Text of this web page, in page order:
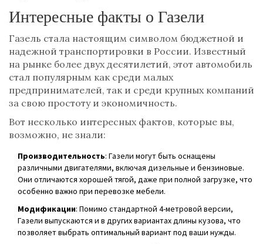
Интересные факты о Газели
Газель стала настоящим символом бюджетной и
надежной транспортировки в России. Известный
на рынке более двух десятилетий, этот автомобиль
стал популярным как среди малых
предпринимателей, так и среди крупных компаний
за свою простоту и экономичность.
Вот несколько интересных фактов, которые вы,
возможно, не знали:
Производительность: Газели могут быть оснащены
различными двигателями, включая дизельные и бензиновые.
Они отличаются хорошей тягой, даже при полной загрузке, что
особенно важно при перевозке мебели.
Модификации: Помимо стандартной 4-метровой версии,
Газели выпускаются и в других вариантах длины кузова, что
позволяет выбрать оптимальный вариант под ваши нужды.